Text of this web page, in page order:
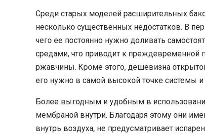
Среди старых моделей расширительных
несколько существенных недостатков. В
чего ее постоянно нужно доливать
средами, что приводит к преждевременной
ржавчины. Кроме этого, дешевизна
его нужно в самой высокой точке системы и
Более выгодным и удобным в
мембраной внутри. Благодаря этому они
внутрь воздуха, не предусматривает